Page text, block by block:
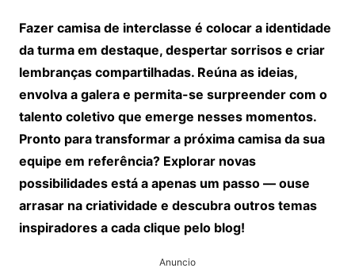
Fazer camisa de interclasse é colocar a identidade
da turma em destaque, despertar sorrisos e criar
lembranças compartilhadas. Reúna as ideias,
envolva a galera e permita-se surpreender com o
talento coletivo que emerge nesses momentos.
Pronto para transformar a próxima camisa da sua
equipe em referência? Explorar novas
possibilidades está a apenas um passo — ouse
arrasar na criatividade e descubra outros temas
inspiradores a cada clique pelo blog!
Anuncio